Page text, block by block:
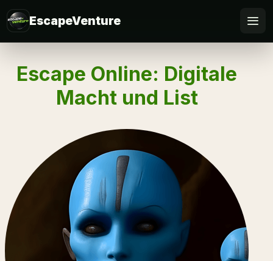
EscapeVenture
Für Firmen
Online spielen
Escape Online: Digitale
Macht und List